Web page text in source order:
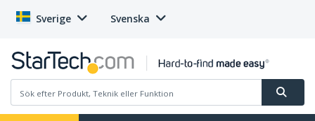
Sverige Svenska